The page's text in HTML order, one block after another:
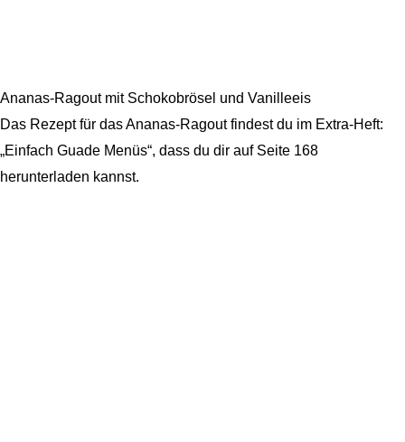
Ananas-Ragout mit Schokobrösel und Vanilleeis
Das Rezept für das Ananas-Ragout findest du im Extra-Heft:
„Einfach Guade Menüs“, dass du dir auf Seite 168
herunterladen kannst.